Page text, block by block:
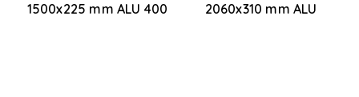
1500x225 mm ALU 400
2060x310 mm ALU